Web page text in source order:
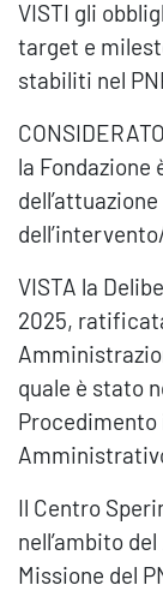
VISTI gli
target e
stabiliti nel
la Fondazione
VISTA la
2025,
quale è stato
Il Centro
nell’ambito del
Missione del